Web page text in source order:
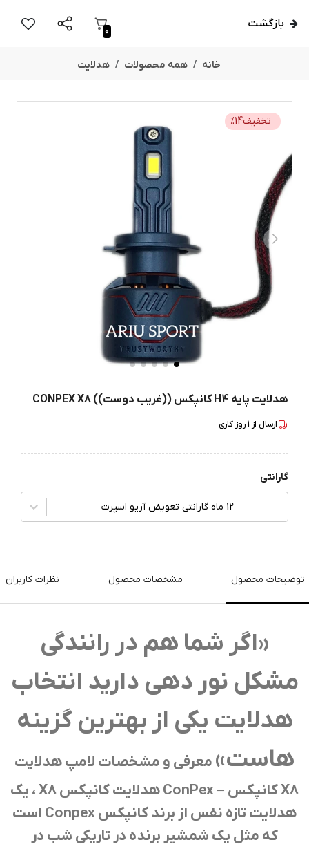
بازگشت
0
خانه همه محصولات هدلایت
تخفیف %14
هدلایت پایه H4 کانپکس ((غریب دوست)) CONPEX X8
ارسال از 1روز کاری
گارانتی
12 ماه گارانتی تعویض آریو اسپرت
توضیحات محصول مشخصات محصول نظرات کاربران
«اگر شما هم در رانندگی
مشکل نور دهی دارید انتخاب
هدلایت یکی از بهترین گزینه
هاست» معرفی و مشخصات لامپ هدلایت
X8 کانپکس – ConPex هدلایت کانپکس X8 ، یک
هدلایت تازه نفس از برند کانپکس Conpex است
که مثل یک شمشیر برنده در تاریکی شب در